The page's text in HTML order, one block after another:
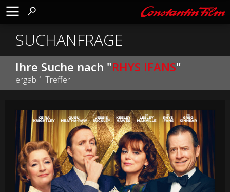
SUCHANFRAGE
Ihre Suche nach "RHYS IFANS"
ergab 1 Treffer.